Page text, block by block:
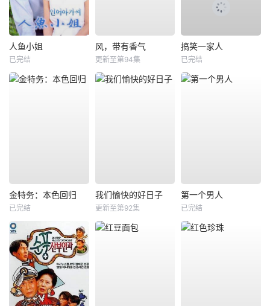
人鱼小姐
已完结
风，带有香气
更新至第94集
搞笑一家人
已完结
金特务：本色回归
已完结
我们愉快的好日子
更新至第92集
第一个男人
已完结